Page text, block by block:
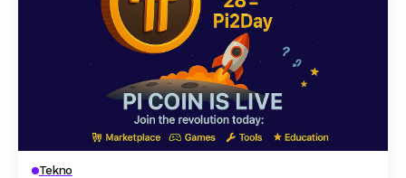
Tekno